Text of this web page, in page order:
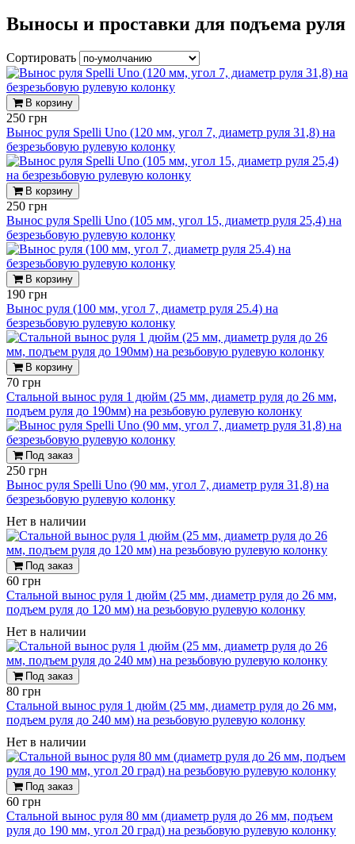
Выносы и проставки для подъема руля
Сортировать
В корзину
250 грн
Вынос руля Spelli Uno (120 мм, угол 7, диаметр руля 31,8) на
безрезьбовую рулевую колонку
В корзину
250 грн
Вынос руля Spelli Uno (105 мм, угол 15, диаметр руля 25,4) на
безрезьбовую рулевую колонку
В корзину
190 грн
Вынос руля (100 мм, угол 7, диаметр руля 25.4) на
безрезьбовую рулевую колонку
В корзину
70 грн
Стальной вынос руля 1 дюйм (25 мм, диаметр руля до 26 мм,
подъем руля до 190мм) на резьбовую рулевую колонку
Под заказ
250 грн
Вынос руля Spelli Uno (90 мм, угол 7, диаметр руля 31,8) на
безрезьбовую рулевую колонку
Нет в наличии
Под заказ
60 грн
Стальной вынос руля 1 дюйм (25 мм, диаметр руля до 26 мм,
подъем руля до 120 мм) на резьбовую рулевую колонку
Нет в наличии
Под заказ
80 грн
Стальной вынос руля 1 дюйм (25 мм, диаметр руля до 26 мм,
подъем руля до 240 мм) на резьбовую рулевую колонку
Нет в наличии
Под заказ
60 грн
Стальной вынос руля 80 мм (диаметр руля до 26 мм, подъем
руля до 190 мм, угол 20 град) на резьбовую рулевую колонку